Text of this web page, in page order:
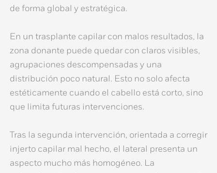
de forma global y estratégica.
En un trasplante capilar con malos resultados, la
zona donante puede quedar con claros visibles,
agrupaciones descompensadas y una
distribución poco natural. Esto no solo afecta
estéticamente cuando el cabello está corto, sino
que limita futuras intervenciones.
Tras la segunda intervención, orientada a corregir
injerto capilar mal hecho, el lateral presenta un
aspecto mucho más homogéneo. La